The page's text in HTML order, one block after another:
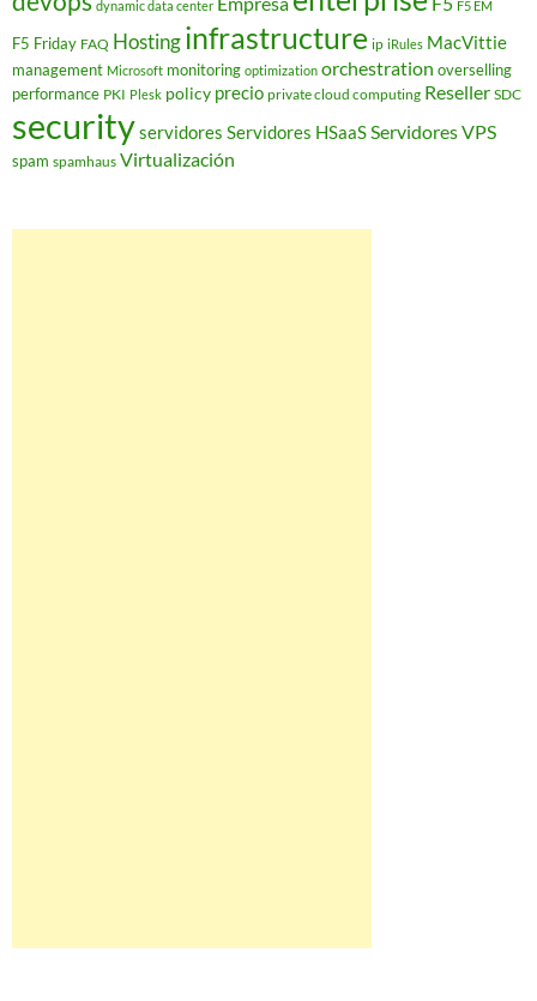
dynamic data center F5 EM
F5 Friday FAQ Hostinginfrastructure ip iRules MacVittie
management Microsoft monitoring optimization orchestration overselling
performance PKI Plesk policy precio private cloud computing Reseller SDC
securityservidores Servidores HSaaSServidores VPS
spam spamhaus Virtualización